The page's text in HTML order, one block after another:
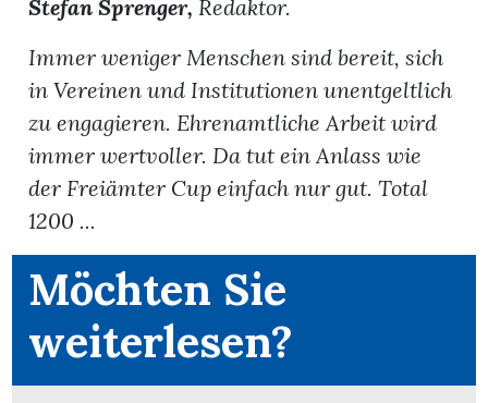
Stefan Sprenger, Redaktor.
Immer weniger Menschen sind bereit, sich
in Vereinen und Institutionen unentgeltlich
zu engagieren. Ehrenamtliche Arbeit wird
immer wertvoller. Da tut ein Anlass wie
der Freiämter Cup einfach nur gut. Total
1200 ...
Möchten Sie
weiterlesen?